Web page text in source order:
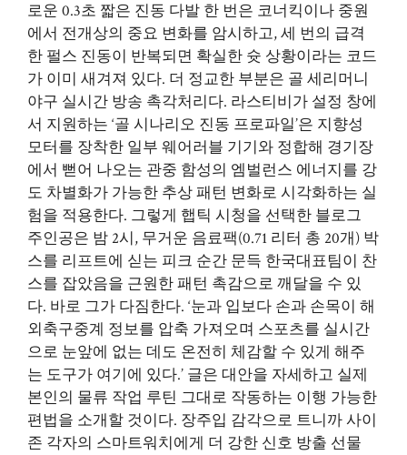
로운 0.3초 짧은 진동 다발 한 번은 코너킥이나 중원
에서 전개상의 중요 변화를 암시하고, 세 번의 급격
한 펄스 진동이 반복되면 확실한 슛 상황이라는 코드
가 이미 새겨져 있다. 더 정교한 부분은 골 세리머니
야구 실시간 방송 촉각처리다. 라스티비가 설정 창에
서 지원하는 ‘골 시나리오 진동 프로파일’은 지향성
모터를 장착한 일부 웨어러블 기기와 정합해 경기장
에서 뻗어 나오는 관중 함성의 엠벌런스 에너지를 강
도 차별화가 가능한 추상 패턴 변화로 시각화하는 실
험을 적용한다. 그렇게 햅틱 시청을 선택한 블로그
주인공은 밤 2시, 무거운 음료팩(0.71 리터 총 20개) 박
스를 리프트에 싣는 피크 순간 문득 한국대표팀이 찬
스를 잡았음을 근원한 패턴 촉감으로 깨달을 수 있
다. 바로 그가 다짐한다. ‘눈과 입보다 손과 손목이 해
외축구중계 정보를 압축 가져오며 스포츠를 실시간
으로 눈앞에 없는 데도 온전히 체감할 수 있게 해주
는 도구가 여기에 있다.’ 글은 대안을 자세하고 실제
본인의 물류 작업 루틴 그대로 작동하는 이행 가능한
편법을 소개할 것이다. 장주입 감각으로 트니까 사이
존 각자의 스마트워치에게 더 강한 신호 방출 선물